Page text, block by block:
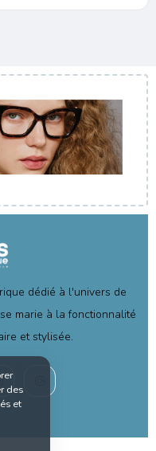
dédié à l'univers de
marie à la fonctionnalité
et stylisée.
des
et